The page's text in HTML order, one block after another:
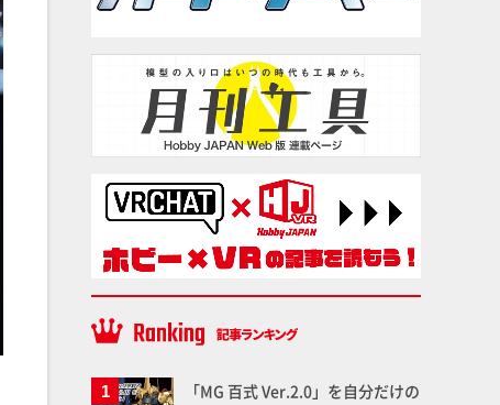
「MG 百式 Ver.2.0」を自分だけの